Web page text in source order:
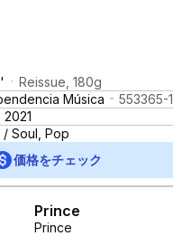
Reissue, 180g
Música
553365-1
2021
/ Soul, Pop
価格をチェック
Prince
Prince